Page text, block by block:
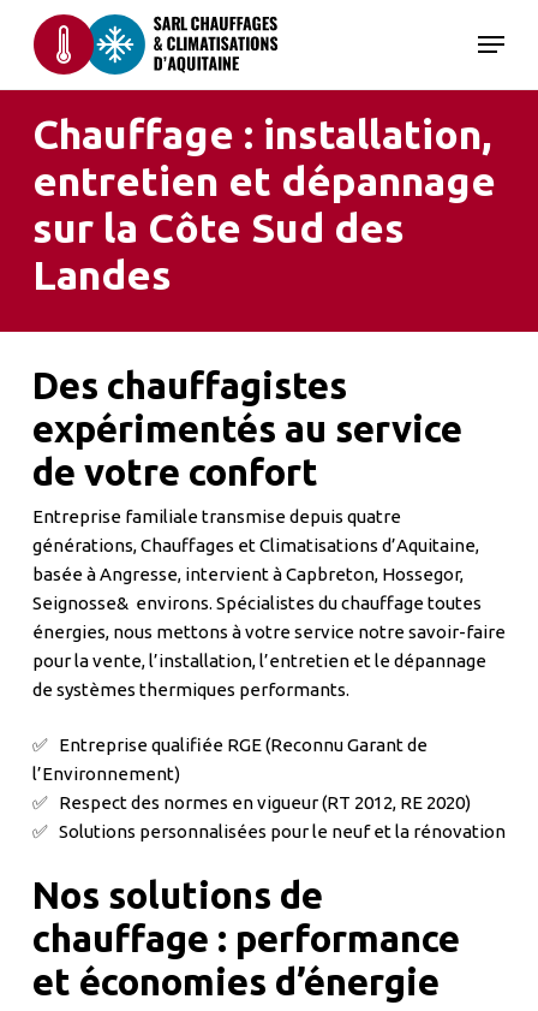
main
Menu
Chauffage : installation,
entretien et dépannage
sur la Côte Sud des
Landes
Des chauffagistes
expérimentés au service
de votre confort
Entreprise familiale transmise depuis quatre
générations, Chauffages et Climatisations d’Aquitaine,
basée à Angresse, intervient à Capbreton, Hossegor,
Seignosse& environs. Spécialistes du chauffage toutes
énergies, nous mettons à votre service notre savoir-faire
pour la vente, l’installation, l’entretien et le dépannage
de systèmes thermiques performants.
✅ Entreprise qualifiée RGE (Reconnu Garant de
l’Environnement)
✅ Respect des normes en vigueur (RT 2012, RE 2020)
✅ Solutions personnalisées pour le neuf et la rénovation
Nos solutions de
chauffage : performance
et économies d’énergie